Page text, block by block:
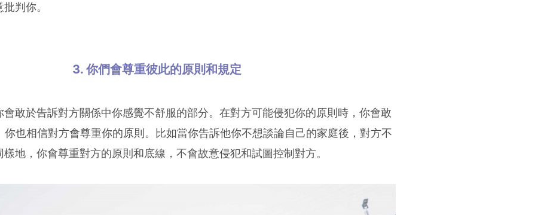
判你。
3. 你們會尊重彼此的原則和規定
會敢於告訴對方關係中你感覺不舒服的部分。在對方可能侵犯你的原則時，你會敢
你也相信對方會尊重你的原則。比如當你告訴他你不想談論自己的家庭後，對方不
地，你會尊重對方的原則和底線，不會故意侵犯和試圖控制對方。